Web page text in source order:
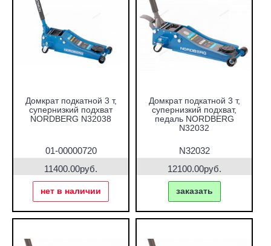
Домкрат подкатной 3 т,
супернизкий подхват
NORDBERG N32038
01-00000720
11400.00руб.
нет в наличии
Домкрат подкатной 3 т,
супернизкий подхват,
педаль NORDBERG
N32032
N32032
12100.00руб.
заказать